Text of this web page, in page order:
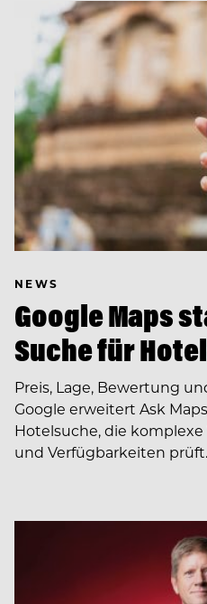
NEWS
Google Maps
Suche für
Preis, Lage, Bewertung
Google erweitert Ask
Hotelsuche, die
und Verfügbarkeiten prüft.